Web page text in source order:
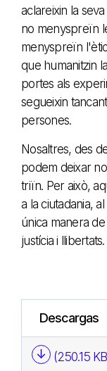
aclareixin la
no menyspreïn
menyspreïn
que humanitzin
portes als
segueixin
persones.
Nosaltres, des
podem deixar
triïn. Per això,
a la ciutadania,
única manera
justícia i llibertats.
Descargas
(250.15